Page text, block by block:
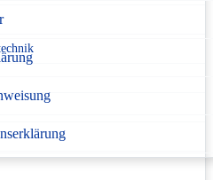
nach Medizinprodukterecht